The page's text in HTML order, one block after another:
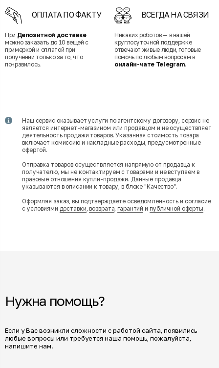
ОПЛАТА ПО ФАКТУ
При Депозитной доставке
можно заказать до 10 вещей с
примеркой и оплатой при
получении только за то, что
понравилось.
ВСЕГДА НА СВЯЗИ
Никаких роботов — в нашей
круглосуточной поддержке
отвечают живые люди, готовые
помочь по любым вопросам в
онлайн-чате Telegram.
Наш сервис оказывает услуги по агентскому договору, сервис не
является интернет-магазином или продавцом и не осуществляет
деятельность продажи товаров. Указанная стоимость товара
включает комиссию и накладные расходы, предусмотренные
офертой.
Отправка товаров осуществляется напрямую от продавца к
получателю, мы не контактируем с товарами и не вступаем в
правовые отношения купли-продажи. Данные продавца
указываются в описании к товару, в блоке "Качество".
Оформляя заказ, вы подтверждаете осведомленность и согласие
с условиями доставки,возврата,гарантий и публичной оферты.
Нужна помощь?
Если у Вас возникли сложности с работой сайта, появились
любые вопросы или требуется наша помощь, пожалуйста,
напишите нам.